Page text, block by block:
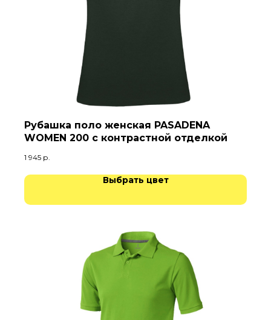
Рубашка поло женская PASADENA
WOMEN 200 с контрастной отделкой
1 945 р.
Выбрать цвет